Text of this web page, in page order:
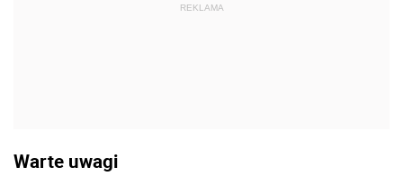
REKLAMA
Warte uwagi